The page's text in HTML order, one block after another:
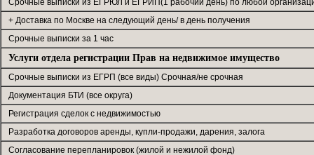
Срочные выписки из ЕГРЮЛ и ЕГРИП(1 рабочий день) по любой
+ Доставка по Москве на следующий день/ в день получения
Срочные выписки за 1 час
Услуги отдела регистрации Прав на недвижимое имущество
Срочные выписки из ЕГРП (все виды) Срочная/не срочная
Документация БТИ (все округа)
Регистрация сделок с недвижимостью
Разработка договоров аренды, купли-продажи, дарения, залога
Согласование перепланировок (жилой и нежилой фонд)